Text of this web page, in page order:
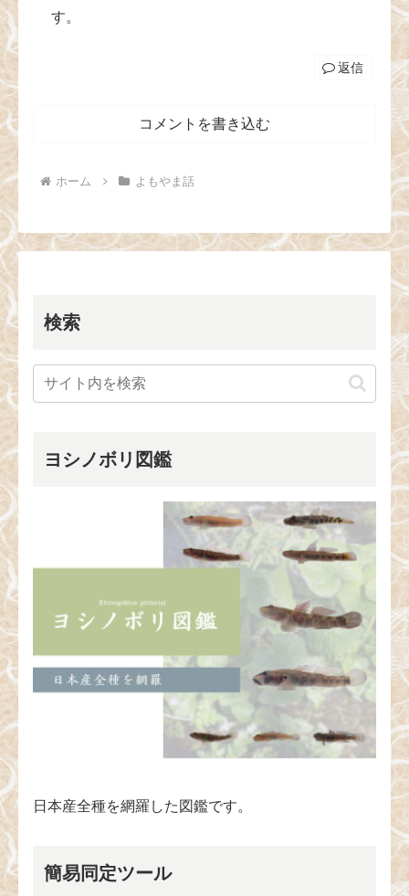
す。
返信
コメントを書き込む
ホーム よもやま話
検索
ヨシノボリ図鑑
日本産全種を網羅した図鑑です。
簡易同定ツール